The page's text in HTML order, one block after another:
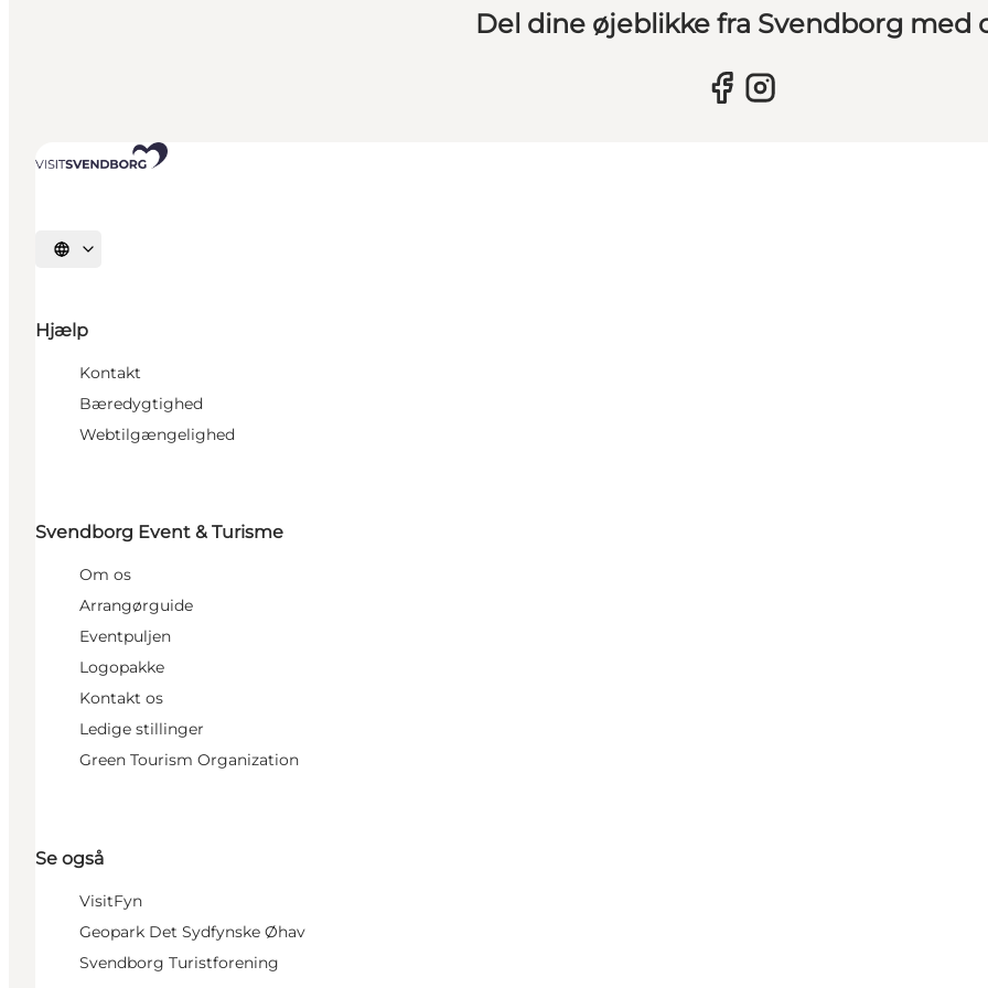
Del dine øjeblikke fra Svendborg med
Vælg sprog
Hjælp
Kontakt
Bæredygtighed
Webtilgængelighed
Svendborg Event & Turisme
Om os
Arrangørguide
Eventpuljen
Logopakke
Kontakt os
Ledige stillinger
Green Tourism Organization
Se også
VisitFyn
Geopark Det Sydfynske Øhav
Svendborg Turistforening